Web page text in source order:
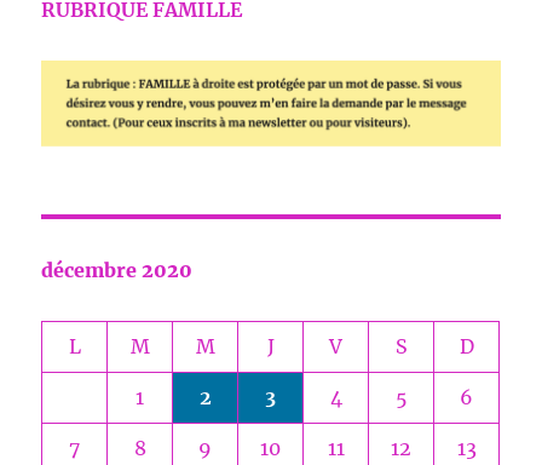
RUBRIQUE FAMILLE
décembre 2020
L M M J V S D
1 2 3 4 5 6
7 8 9 10 11 12 13